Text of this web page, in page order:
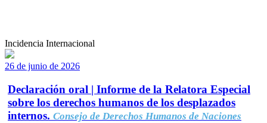
Incidencia Internacional
26 de junio de 2026
Declaración oral | Informe de la Relatora Especial
sobre los derechos humanos de los desplazados
internos. Consejo de Derechos Humanos de Naciones